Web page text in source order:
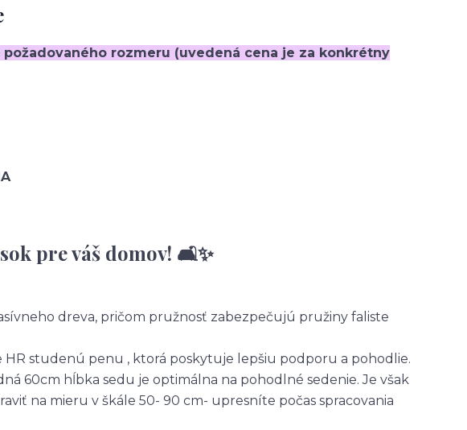
požadovaného rozmeru (uvedená cena je za konkrétny
pre váš domov! 🛋️✨
dreva, pričom pružnosť zabezpečujú pružiny faliste
HR studenú penu , ktorá poskytuje lepšiu podporu a pohodlie.
60cm hĺbka sedu je optimálna na pohodlné sedenie. Je však
na mieru v škále 50- 90 cm- upresníte počas spracovania